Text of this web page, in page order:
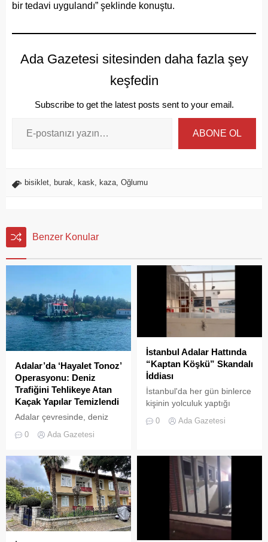
bir tedavi uygulandı” şeklinde konuştu.
Ada Gazetesi sitesinden daha fazla şey
keşfedin
Subscribe to get the latest posts sent to your email.
ABONE OL
bisiklet, burak, kask, kaza, Oğlumu
Benzer Konular
Adalar’da ‘Hayalet Tonoz’
Operasyonu: Deniz
Trafiğini Tehlikeye Atan
Kaçak Yapılar Temizlendi
Adalar çevresinde, deniz
çevre kirliliğine neden olan
geniş çaplı bir temizlik ve
denetim operasyonu
gerçekleştirildi.
0 Ada Gazetesi
İstanbul Adalar Hattında
“Kaptan Köşkü” Skandalı
İddiası
İstanbul'da her gün binlerce
kişinin yolculuk yaptığı
görüntüler "bu kadarına da
0 Ada Gazetesi